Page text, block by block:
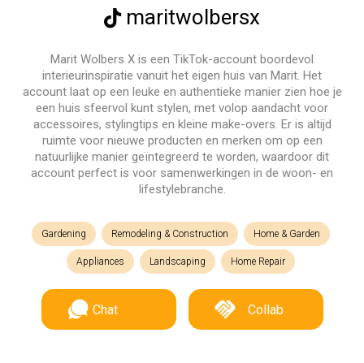
maritwolbersx
Marit Wolbers X is een TikTok-account boordevol
interieurinspiratie vanuit het eigen huis van Marit. Het
account laat op een leuke en authentieke manier zien hoe je
een huis sfeervol kunt stylen, met volop aandacht voor
accessoires, stylingtips en kleine make-overs. Er is altijd
ruimte voor nieuwe producten en merken om op een
natuurlijke manier geïntegreerd te worden, waardoor dit
account perfect is voor samenwerkingen in de woon- en
lifestylebranche.
Gardening Remodeling & Construction Home & Garden
Appliances Landscaping Home Repair
Chat Collab